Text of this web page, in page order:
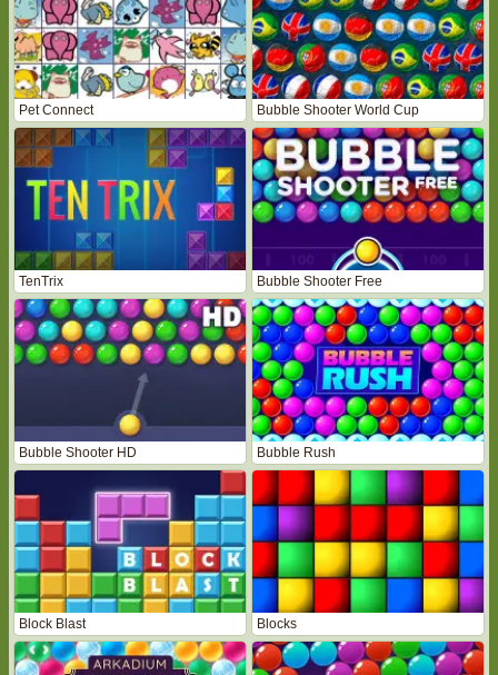
Pet Connect Bubble Shooter World Cup
TenTrix Bubble Shooter Free
Bubble Shooter HD Bubble Rush
Block Blast Blocks